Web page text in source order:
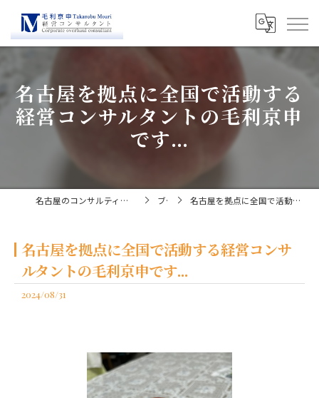
名古屋を拠点に全国で活動する
経営コンサルタントの毛利京申
です...
名古屋のコンサルティングなら経営コンサルタント毛利京申 ブログ 名古屋を拠点に全国で活動する経営コンサルタントの毛利京申です...
名古屋を拠点に全国で活動する経営コンサ
ルタントの毛利京申です...
2024/08/31